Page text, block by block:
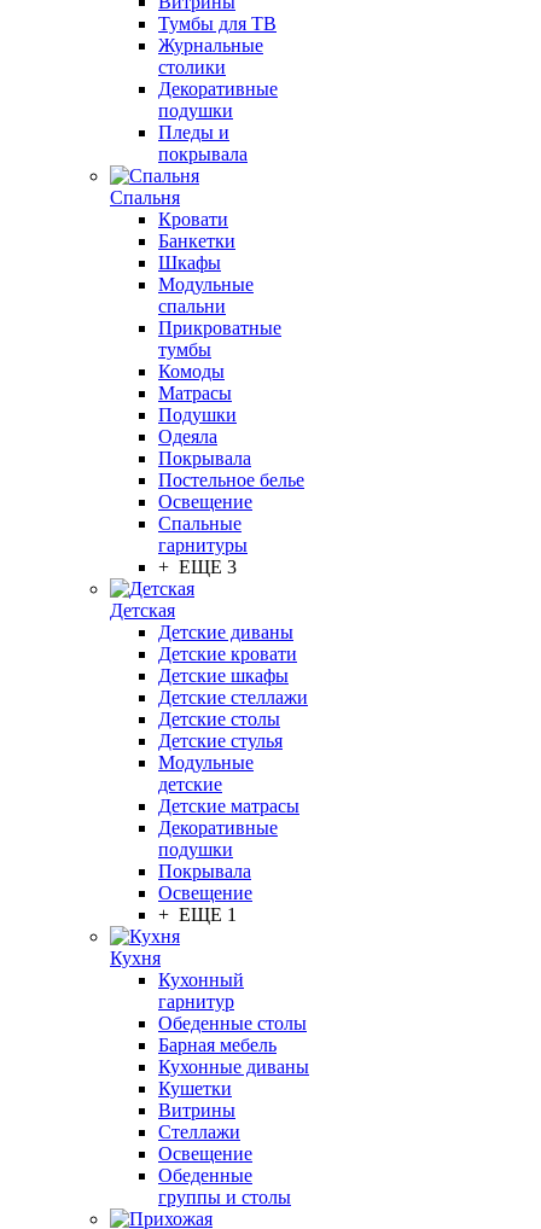
Тумбы для ТВ
Журнальные
столики
Декоративные
подушки
Пледы и
покрывала
Спальня
Кровати
Банкетки
Шкафы
Модульные
спальни
Прикроватные
тумбы
Комоды
Матрасы
Подушки
Одеяла
Покрывала
Постельное белье
Освещение
Спальные
гарнитуры
+ ЕЩЕ 3
Детская
Детские диваны
Детские кровати
Детские шкафы
Детские стеллажи
Детские столы
Детские стулья
Модульные
детские
Детские матрасы
Декоративные
подушки
Покрывала
Освещение
+ ЕЩЕ 1
Кухня
Кухонный
гарнитур
Обеденные столы
Барная мебель
Кухонные диваны
Кушетки
Витрины
Стеллажи
Освещение
Обеденные
группы и столы